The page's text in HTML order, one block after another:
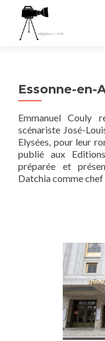
Essonne-en-
Emmanuel Couly
scénariste José-
Elysées, pour leur
publié aux
préparée et
Datchia comme